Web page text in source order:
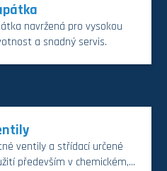
navržená pro vysokou
a snadný servis.
ventily a střídací určené
především v chemickém,